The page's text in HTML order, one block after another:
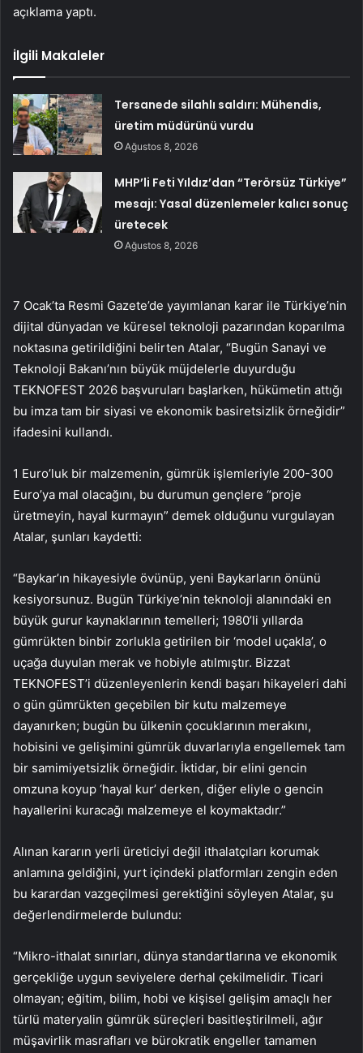
açıklama yaptı.
İlgili Makaleler
Tersanede silahlı saldırı: Mühendis,
üretim müdürünü vurdu
Ağustos 8, 2026
MHP’li Feti Yıldız’dan “Terörsüz Türkiye”
mesajı: Yasal düzenlemeler kalıcı sonuç
üretecek
Ağustos 8, 2026
7 Ocak’ta Resmi Gazete’de yayımlanan karar ile Türkiye’nin
dijital dünyadan ve küresel teknoloji pazarından koparılma
noktasına getirildiğini belirten Atalar, “Bugün Sanayi ve
Teknoloji Bakanı’nın büyük müjdelerle duyurduğu
TEKNOFEST 2026 başvuruları başlarken, hükümetin attığı
bu imza tam bir siyasi ve ekonomik basiretsizlik örneğidir”
ifadesini kullandı.
1 Euro’luk bir malzemenin, gümrük işlemleriyle 200-300
Euro’ya mal olacağını, bu durumun gençlere “proje
üretmeyin, hayal kurmayın” demek olduğunu vurgulayan
Atalar, şunları kaydetti:
“Baykar’ın hikayesiyle övünüp, yeni Baykarların önünü
kesiyorsunuz. Bugün Türkiye’nin teknoloji alanındaki en
büyük gurur kaynaklarının temelleri; 1980’li yıllarda
gümrükten binbir zorlukla getirilen bir ‘model uçakla’, o
uçağa duyulan merak ve hobiyle atılmıştır. Bizzat
TEKNOFEST’i düzenleyenlerin kendi başarı hikayeleri dahi
o gün gümrükten geçebilen bir kutu malzemeye
dayanırken; bugün bu ülkenin çocuklarının merakını,
hobisini ve gelişimini gümrük duvarlarıyla engellemek tam
bir samimiyetsizlik örneğidir. İktidar, bir elini gencin
omzuna koyup ‘hayal kur’ derken, diğer eliyle o gencin
hayallerini kuracağı malzemeye el koymaktadır.”
Alınan kararın yerli üreticiyi değil ithalatçıları korumak
anlamına geldiğini, yurt içindeki platformları zengin eden
bu karardan vazgeçilmesi gerektiğini söyleyen Atalar, şu
değerlendirmelerde bulundu:
“Mikro-ithalat sınırları, dünya standartlarına ve ekonomik
gerçekliğe uygun seviyelere derhal çekilmelidir. Ticari
olmayan; eğitim, bilim, hobi ve kişisel gelişim amaçlı her
türlü materyalin gümrük süreçleri basitleştirilmeli, ağır
müşavirlik masrafları ve bürokratik engeller tamamen